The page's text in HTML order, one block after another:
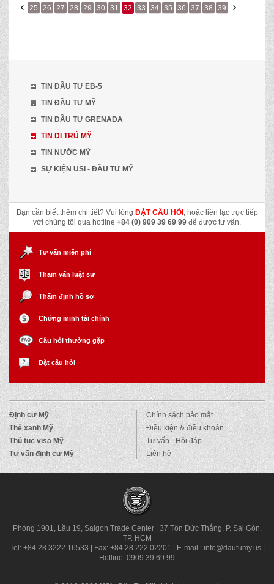
25 26 27 28 29 30 31 32 33 34 35 36 37 38 39
TIN ĐẦU TƯ EB-5
TIN ĐẦU TƯ MỸ
TIN ĐẦU TƯ GRENADA
TIN DI TRÚ MỸ
TIN NƯỚC MỸ
SỰ KIỆN USI - ĐẦU TƯ MỸ
Bạn cần biết thêm chi tiết? Vui lòng ĐẶT CÂU HỎI , hoặc liên lạc trực tiếp
với chúng tôi qua hotline +84 (0) 909 39 69 99 để được tư vấn.
Tư vấn miễn phí
Tham vấn luật sư
Thẩm định hồ sơ
Chứng minh tài chính
Câu hỏi thường gặp
Đặt câu hỏi
Định cư Mỹ
Thẻ xanh Mỹ
Thủ tục visa Mỹ
Tư vấn định cư Mỹ
Chính sách bảo mật
Điều kiện & điều khoản
Tư vấn - Hỏi đáp
Liên hệ
Phòng 1901, Lầu 19, Saigon Trade Center
37 Tôn Đức Thắng, P. Sài Gòn,
TP. HCM
Tel: +84 28 3222 16533
Fax: +84 28 222 02201 E-mail : info@dautumy.us|
Hotline: 0909 39 69 99